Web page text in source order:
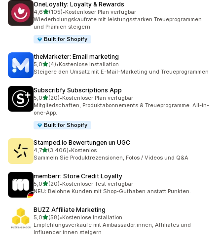
OneLoyalty: Loyalty & Rewards
4,6von 5 Sternen
(105)
105 Rezensionen insgesamt
•Kostenloser Plan verfügbar
Wiederholungskaufrate mit leistungsstarken Treueprogrammen
und Prämien steigern
Built for Shopify
theMarketer: Email marketing
5,0von 5 Sternen
(4)
4 Rezensionen insgesamt
•Kostenlose Installation
Steigere den Umsatz mit E-Mail-Marketing und Treueprogrammen
Subscribfy Subscriptions App
5,0von 5 Sternen
(20)
20 Rezensionen insgesamt
•Kostenloser Plan verfügbar
Mitgliedschaften, Produktabonnements & Treueprogramme. All-in-
one-App.
Built for Shopify
Stamped.io Bewertungen un UGC
4,7von 5 Sternen
(3.406)
3406 Rezensionen insgesamt
•Kostenlos
Sammeln Sie Produktrezensionen, Fotos / Videos und Q&A
memberr: Store Credit Loyalty
5,0von 5 Sternen
(20)
20 Rezensionen insgesamt
•Kostenloser Test verfügbar
NEU: Belohne Kunden mit Shop-Guthaben anstatt Punkten.
BUZZ Affiliate Marketing
5,0von 5 Sternen
(58)
58 Rezensionen insgesamt
•Kostenlose Installation
Empfehlungsverkäufe mit Ambassador:innen, Affiliates und
Influencer:innen steigern